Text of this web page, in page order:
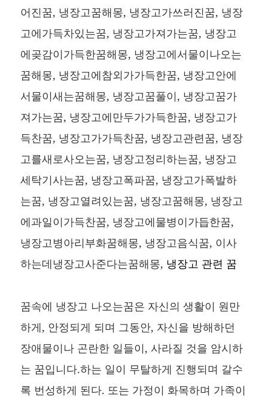
어진꿈, 냉장고꿈해몽, 냉장고가쓰러진꿈, 냉장
고에가득차있는꿈, 냉장고가져가는꿈, 냉장고
에곶감이가득한꿈해몽, 냉장고에서물이나오는
꿈해몽, 냉장고에참외가가득한꿈, 냉장고안에
서물이새는꿈해몽, 냉장고꿈풀이, 냉장고꿈가
져가는꿈, 냉장고에만두가가득한꿈, 냉장고가
득찬꿈, 냉장고가가득찬꿈, 냉장고관련꿈, 냉장
고를새로사오는꿈, 냉장고정리하는꿈, 냉장고
세탁기사는꿈, 냉장고폭파꿈, 냉장고가폭발하
는꿈, 냉장고열려있는꿈, 냉장고꿈해몽, 냉장고
에과일이가득찬꿈, 냉장고에물병이가듭한꿈,
냉장고병아리부화꿈해몽, 냉장고음식꿈, 이사
하는데냉장고사준다는꿈해몽, 냉장고 관련 꿈
꿈속에 냉장고 나오는꿈은 자신의 생활이 원만
하게, 안정되게 되며 그동안, 자신을 방해하던
장애물이나 곤란한 일들이, 사라질 것을 암시하
는 꿈입니다.하는 일이 무탈하게 진행되며 갈수
록 번성하게 된다. 또는 가정이 화목하며 가족이